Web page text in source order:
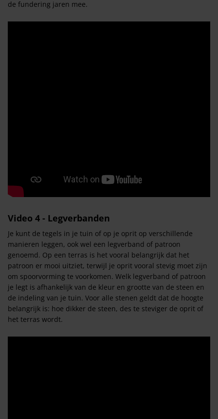
de fundering jaren mee.
Video 4 - Legverbanden
Je kunt de tegels in je tuin of op je oprit op verschillende
manieren leggen, ook wel een legverband of patroon
genoemd. Op een terras is het vooral belangrijk dat het
patroon er mooi uitziet, terwijl je oprit vooral stevig moet zijn
om spoorvorming te voorkomen. Welk legverband of patroon
je legt is afhankelijk van de kleur en grootte van de steen en
de indeling van je tuin. Voor alle stenen geldt dat de hoogte
belangrijk is: hoe dikker de steen, des te steviger de oprit of
het terras wordt.